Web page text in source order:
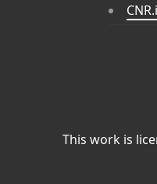
This work is